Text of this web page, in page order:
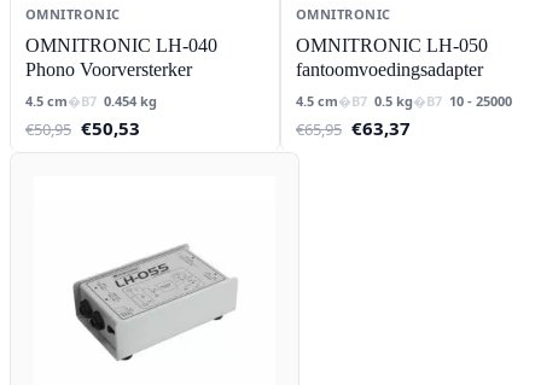
OMNITRONIC
OMNITRONIC LH-040
Phono Voorversterker
4.5 cm 0.454 kg
€50,95 Oorspronkelijke
prijs
€50,53
OMNITRONIC
OMNITRONIC LH-050
fantoomvoedingsadapter
4.5 cm 0.5 kg 10 - 25000
€65,95 Oorspronkelijke
prijs
€63,37